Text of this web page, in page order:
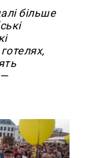
більше
—